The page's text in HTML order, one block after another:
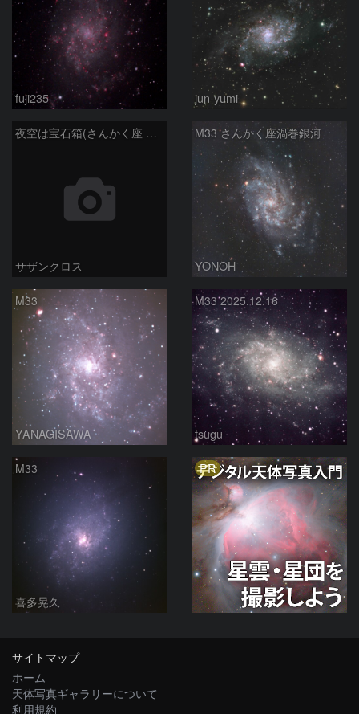
fuji235 jun-yumi
夜空は宝石箱(さんかく座 M33) Seestar50
サザンクロス
M33 さんかく座渦巻銀河
YONOH
M33
YANAGISAWA
M33 2025.12.16
tsugu
M33
喜多晃久
PR
サイトマップ
ホーム
天体写真ギャラリーについて
利用規約